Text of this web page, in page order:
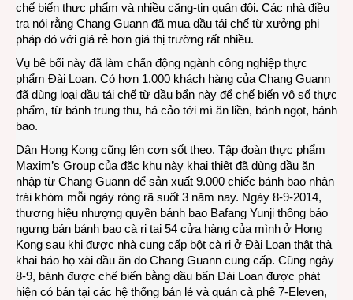
chế biến thực phẩm và nhiều căng-tin quân đội. Các nhà điều
tra nói rằng Chang Guann đã mua dầu tái chế từ xưởng phi
pháp đó với giá rẻ hơn giá thị trường rất nhiều.
Vụ bê bối này đã làm chấn động ngành công nghiệp thực
phẩm Đài Loan. Có hơn 1.000 khách hàng của Chang Guann
đã dùng loại dầu tái chế từ dầu bẩn này để chế biến vô số thực
phẩm, từ bánh trung thu, há cảo tới mì ăn liền, bánh ngọt, bánh
bao.
Dân Hong Kong cũng lên cơn sốt theo. Tập đoàn thực phẩm
Maxim’s Group của đặc khu này khai thiệt đã dùng dầu ăn
nhập từ Chang Guann để sản xuất 9.000 chiếc bánh bao nhân
trái khóm mỗi ngày ròng rã suốt 3 năm nay. Ngày 8-9-2014,
thương hiệu nhượng quyền bánh bao Bafang Yunji thông báo
ngưng bán bánh bao cà ri tại 54 cửa hàng của mình ở Hong
Kong sau khi được nhà cung cấp bột cà ri ở Đài Loan thật thà
khai báo họ xài dầu ăn do Chang Guann cung cấp. Cũng ngày
8-9, bánh được chế biến bằng dầu bẩn Đài Loan được phát
hiện có bán tại các hệ thống bán lẻ và quán cà phê 7-Eleven,